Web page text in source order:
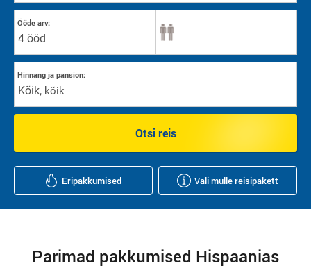
Ööde arv:
4 ööd
Hinnang ja pansion:
Kõik, kõik
Otsi reis
Eripakkumised Vali mulle reisipakett
Parimad pakkumised Hispaanias